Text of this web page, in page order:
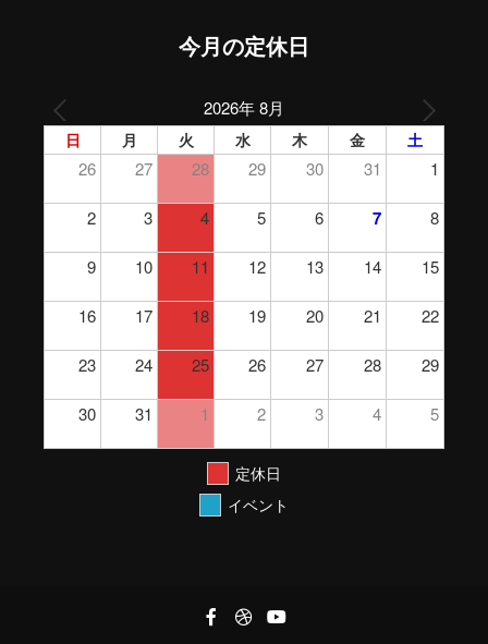
今月の定休日
2026年 8月
日 月 火 水 木 金 土
26 27 28 29 30 31 1
2 3 4 5 6 7 8
9 10 11 12 13 14 15
16 17 18 19 20 21 22
23 24 25 26 27 28 29
30 31 1 2 3 4 5
定休日
イベント